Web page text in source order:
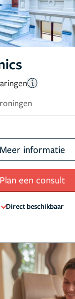
Meer informatie
Plan een consult
Direct beschikbaar